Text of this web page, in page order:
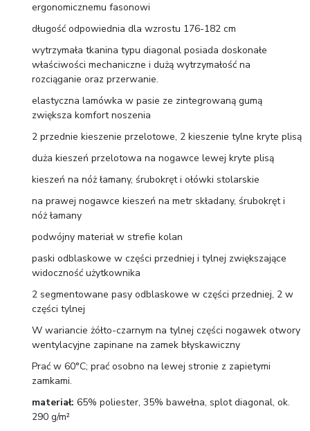
ergonomicznemu fasonowi
długość odpowiednia dla wzrostu 176-182 cm
wytrzymała tkanina typu diagonal posiada doskonałe
właściwości mechaniczne i dużą wytrzymałość na
rozciąganie oraz przerwanie.
elastyczna lamówka w pasie ze zintegrowaną gumą
zwiększa komfort noszenia
2 przednie kieszenie przelotowe, 2 kieszenie tylne kryte plisą
duża kieszeń przelotowa na nogawce lewej kryte plisą
kieszeń na nóż łamany, śrubokręt i ołówki stolarskie
na prawej nogawce kieszeń na metr składany, śrubokręt i
nóż łamany
podwójny materiał w strefie kolan
paski odblaskowe w części przedniej i tylnej zwiększające
widoczność użytkownika
2 segmentowane pasy odblaskowe w części przedniej, 2 w
części tylnej
W wariancie żółto-czarnym na tylnej części nogawek otwory
wentylacyjne zapinane na zamek błyskawiczny
Prać w 60°C; prać osobno na lewej stronie z zapietymi
zamkami.
materiał: 65% poliester, 35% bawełna, splot diagonal, ok.
290 g/m²